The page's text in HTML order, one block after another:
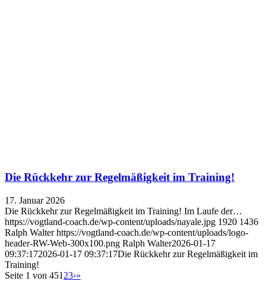
Die Rückkehr zur Regelmäßigkeit im Training!
17. Januar 2026
Die Rückkehr zur Regelmäßigkeit im Training! Im Laufe der…
https://vogtland-coach.de/wp-content/uploads/nayale.jpg 1920 1436
Ralph Walter https://vogtland-coach.de/wp-content/uploads/logo-
header-RW-Web-300x100.png Ralph Walter2026-01-17
09:37:172026-01-17 09:37:17Die Rückkehr zur Regelmäßigkeit im
Training!
Seite 1 von 451 23›»